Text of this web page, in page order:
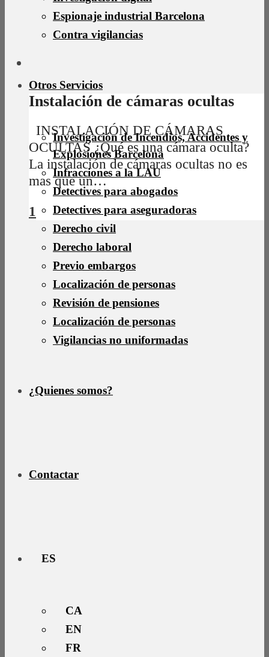
Espionaje industrial Barcelona
Contra vigilancias
Otros Servicios
Investigación de Incendios, Accidentes y
Explosiones Barcelona
Infracciones a la LAU
Detectives para abogados
Detectives para aseguradoras
Derecho civil
Derecho laboral
Previo embargos
Localización de personas
Revisión de pensiones
Localización de personas
Vigilancias no uniformadas
¿Quienes somos?
Contactar
ES
CA
EN
FR
Instalación de cámaras ocultas
INSTALACIÓN DE CÁMARAS
OCULTAS ¿Qué es una cámara oculta?
La instalación de cámaras ocultas no es
mas que un…
1